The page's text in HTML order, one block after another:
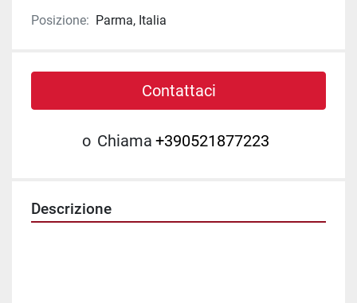
Posizione: Parma, Italia
Contattaci
o Chiama +390521877223
Descrizione